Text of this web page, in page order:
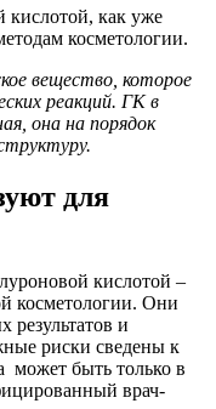
кислотой, как уже
косметологии.
вещество, которое
реакций. ГК в
она на порядок
для
кислотой –
косметологии. Они
результатов и
риски сведены к
может быть только в
врач-